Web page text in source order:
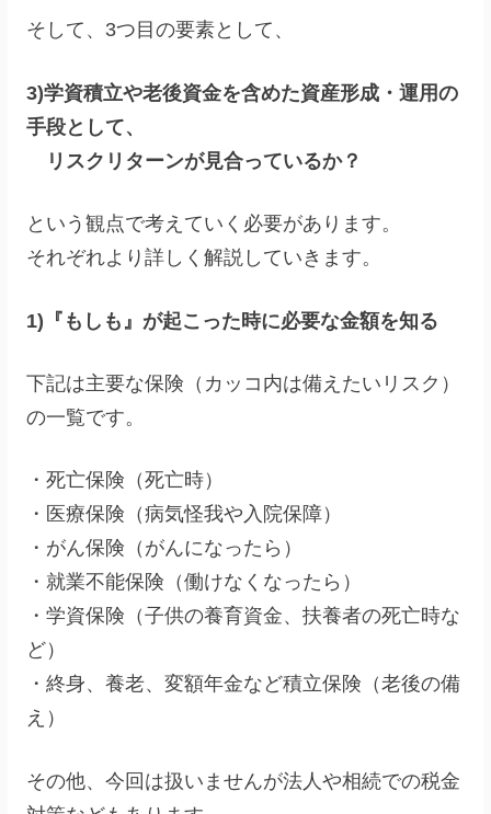
そして、3つ目の要素として、
3)学資積立や老後資金を含めた資産形成・運用の
手段として、
リスクリターンが見合っているか？
という観点で考えていく必要があります。
それぞれより詳しく解説していきます。
1)『もしも』が起こった時に必要な金額を知る
下記は主要な保険（カッコ内は備えたいリスク）
の一覧です。
・死亡保険（死亡時）
・医療保険（病気怪我や入院保障）
・がん保険（がんになったら）
・就業不能保険（働けなくなったら）
・学資保険（子供の養育資金、扶養者の死亡時な
ど）
・終身、養老、変額年金など積立保険（老後の備
え）
その他、今回は扱いませんが法人や相続での税金